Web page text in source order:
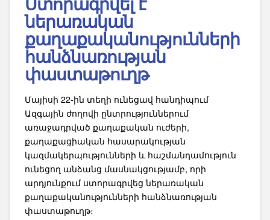
ներառական
քաղաքականությունների
հանձնառության
փաստաթուղթ
Մայիսի 22-ին տեղի ունեցավ հանդիպում
Ազգային ժողովի ընտրություններում
առաջադրված քաղաքական ուժերի,
քաղաքացիական հասարակության
կազմակերպությունների և հաշմանդամություն
ունեցող անձանց մասնակցությամբ, որի
արդյունքում ստորագրվեց ներառական
քաղաքականությունների հանձնառության
փաստաթուղթ։